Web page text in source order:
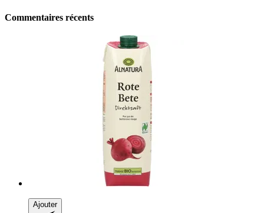
Commentaires récents
Ajouter